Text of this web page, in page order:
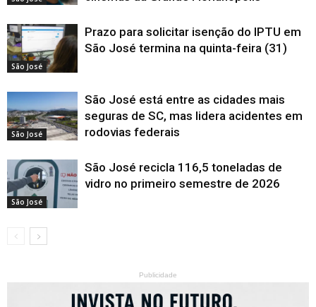
São José
Prazo para solicitar isenção do IPTU em
São José termina na quinta-feira (31)
São José
São José está entre as cidades mais
seguras de SC, mas lidera acidentes em
rodovias federais
São José
São José recicla 116,5 toneladas de
vidro no primeiro semestre de 2026
Publicidade